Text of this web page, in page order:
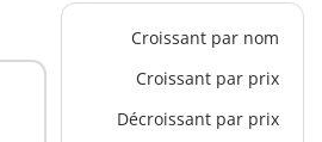
Croissant par nom
Croissant par prix
Décroissant par prix
71327 - Ecole aménagée